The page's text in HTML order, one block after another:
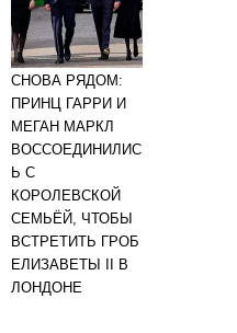
СНОВА РЯДОМ:
ПРИНЦ ГАРРИ И
МЕГАН МАРКЛ
ВОССОЕДИНИЛИС
Ь С
КОРОЛЕВСКОЙ
СЕМЬЁЙ, ЧТОБЫ
ВСТРЕТИТЬ ГРОБ
ЕЛИЗАВЕТЫ II В
ЛОНДОНЕ